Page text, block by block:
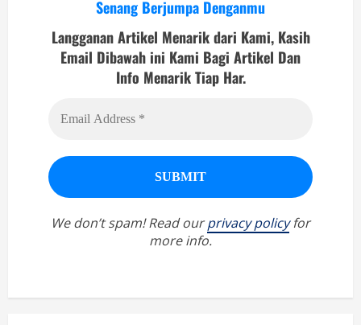
Senang Berjumpa Denganmu
Langganan Artikel Menarik dari Kami, Kasih
Email Dibawah ini Kami Bagi Artikel Dan
Info Menarik Tiap Har.
We don’t spam! Read ourprivacy policyfor
more info.